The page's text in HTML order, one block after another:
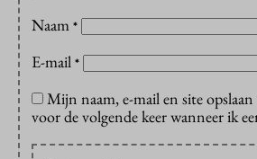
Naam *
E-mail *
Mijn naam, e-mail en site
voor de volgende keer wanneer ik